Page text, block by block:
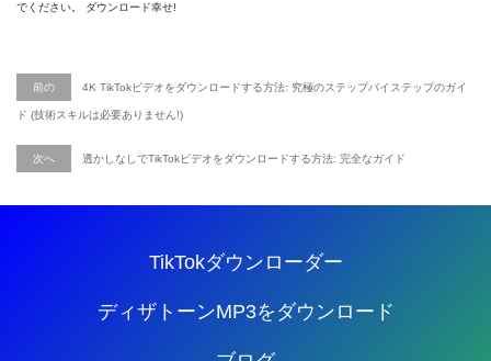
でください。 ダウンロード幸せ!
前の 4K TikTokビデオをダウンロードする方法: 究極のステップバイステップのガイ
ド (技術スキルは必要ありません!)
次へ 透かしなしでTikTokビデオをダウンロードする方法: 完全なガイド
TikTokダウンローダー
ディザトーンMP3をダウンロード